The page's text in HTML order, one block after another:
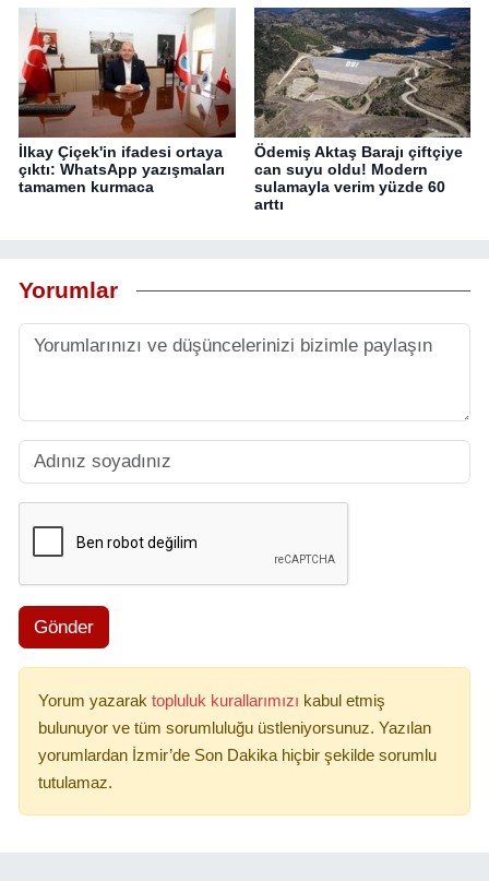
İlkay Çiçek'in ifadesi ortaya
çıktı: WhatsApp yazışmaları
tamamen kurmaca
Ödemiş Aktaş Barajı çiftçiye
can suyu oldu! Modern
sulamayla verim yüzde 60
arttı
Yorumlar
Gönder
Yorum yazarak topluluk kurallarımızı kabul etmiş
bulunuyor ve tüm sorumluluğu üstleniyorsunuz. Yazılan
yorumlardan İzmir’de Son Dakika hiçbir şekilde sorumlu
tutulamaz.